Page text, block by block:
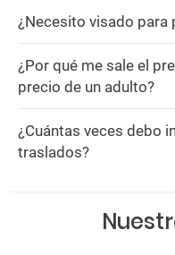
¿Necesito visado para
¿Por qué me sale el
precio de un adulto?
¿Cuántas veces debo
traslados?